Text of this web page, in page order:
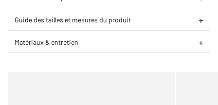
Guide des tailles et mesures du produit
Matériaux & entretien